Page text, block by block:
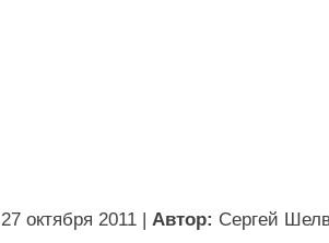
27 октября 2011 | Автор: Сергей